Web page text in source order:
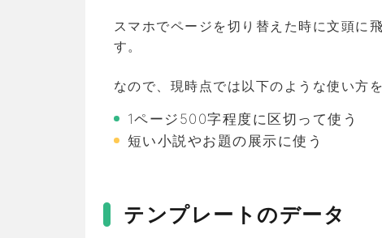
スマホでページを切り替えた時に文頭に
す。
なので、現時点では以下のような使い方
1ページ500字程度に区切って使う
短い小説やお題の展示に使う
テンプレートのデータ